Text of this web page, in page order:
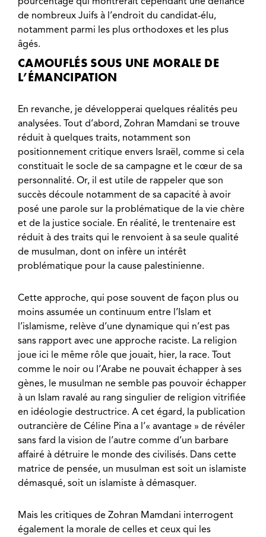
de nombreux Juifs à l’endroit du candidat-élu,
notamment parmi les plus orthodoxes et les plus
âgés.
CAMOUFLÉS SOUS UNE MORALE DE
L’ÉMANCIPATION
En revanche, je développerai quelques réalités peu
analysées. Tout d’abord, Zohran Mamdani se trouve
réduit à quelques traits, notamment son
positionnement critique envers Israël, comme si cela
constituait le socle de sa campagne et le cœur de sa
personnalité. Or, il est utile de rappeler que son
succès découle notamment de sa capacité à avoir
posé une parole sur la problématique de la vie chère
et de la justice sociale. En réalité, le trentenaire est
réduit à des traits qui le renvoient à sa seule qualité
de musulman, dont on infère un intérêt
problématique pour la cause palestinienne.
Cette approche, qui pose souvent de façon plus ou
moins assumée un continuum entre l’Islam et
l’islamisme, relève d’une dynamique qui n’est pas
sans rapport avec une approche raciste. La religion
joue ici le même rôle que jouait, hier, la race. Tout
comme le noir ou l’Arabe ne pouvait échapper à ses
gènes, le musulman ne semble pas pouvoir échapper
à un Islam ravalé au rang singulier de religion vitrifiée
en idéologie destructrice. A cet égard, la publication
outrancière de Céline Pina a l’« avantage » de révéler
sans fard la vision de l’autre comme d’un barbare
affairé à détruire le monde des civilisés. Dans cette
matrice de pensée, un musulman est soit un islamiste
démasqué, soit un islamiste à démasquer.
Mais les critiques de Zohran Mamdani interrogent
également la morale de celles et ceux qui les